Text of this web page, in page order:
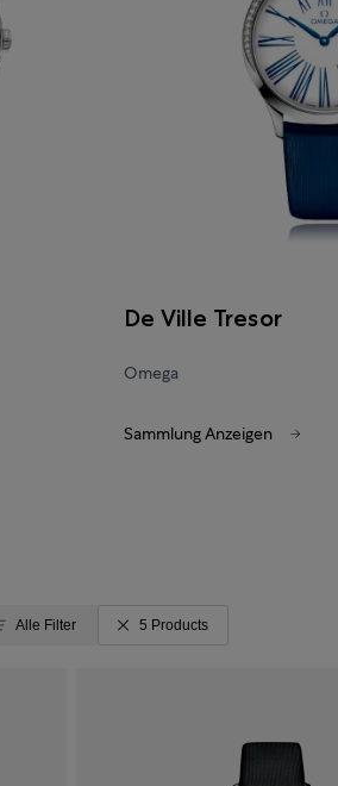
De Ville Tresor
Omega
Sammlung Anzeigen
Alle Filter 5 Products